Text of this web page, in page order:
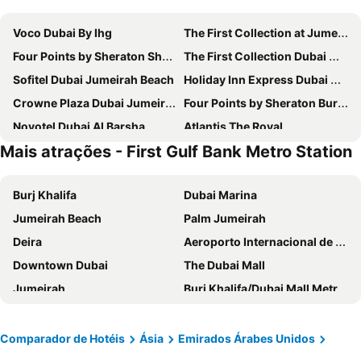
Voco Dubai By Ihg
The First Collection at Jumeirah Village Circle, a Tribute Portfolio Hotel
Four Points by Sheraton Sheikh Zayed Road, Dubai
The First Collection Dubai Marina
Sofitel Dubai Jumeirah Beach
Holiday Inn Express Dubai Airport By Ihg
Crowne Plaza Dubai Jumeirah By Ihg
Four Points by Sheraton Bur Dubai
Novotel Dubai Al Barsha
Atlantis The Royal
JW Marriott Marquis Hotel Dubai
Burj Al Arab Jumeirah
DoubleTree by Hilton Dubai M Square Hotel & Residences
Grand Hyatt Dubai
Gevora Hotel
Rose Rayhaan by Rotana
Atana Hotel
Towers Rotana
Intercontinental Hotels Dubai Festival City By Ihg
The Tower Plaza Hotel
Queen Elizabeth 2
Arabian Park Dubai, an Edge by Rotana Hotel
Hyatt Place Dubai Jumeirah Residences
Swissôtel Al Murooj Dubai
Mais atrações - First Gulf Bank Metro Station
Burj Khalifa
Dubai Marina
Jumeirah Beach
Palm Jumeirah
Deira
Aeroporto Internacional de Dubai
Downtown Dubai
The Dubai Mall
Jumeirah
Burj Khalifa/Dubai Mall Metro Station
Business Bay
Corniche Beach
Comparador de Hotéis Ásia
Emirados Árabes Unidos